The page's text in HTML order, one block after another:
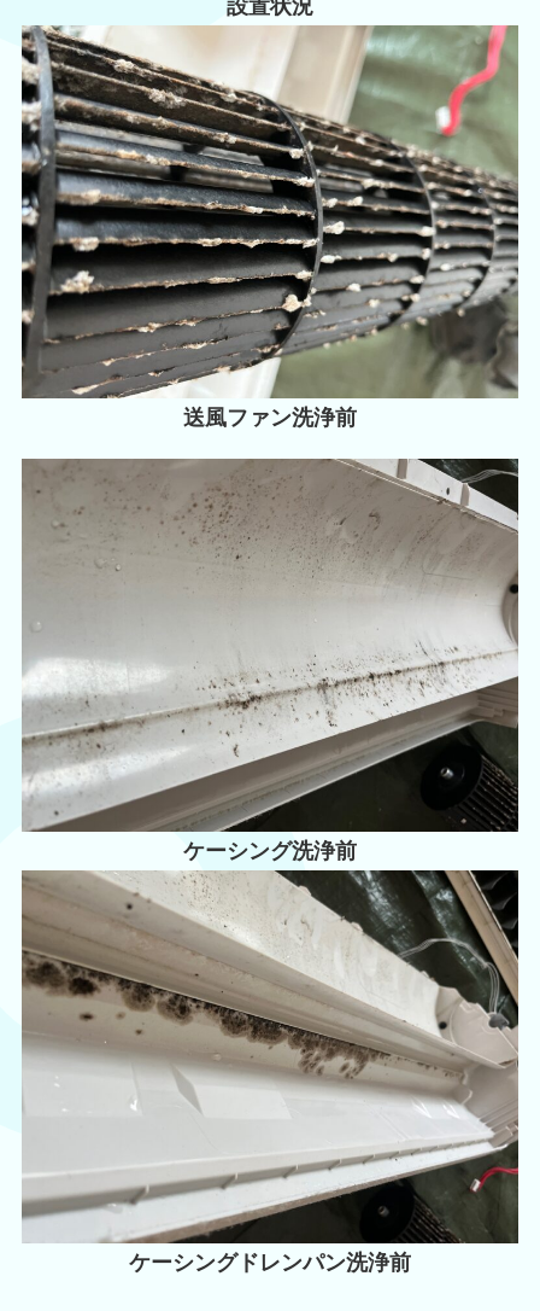
設置状況
送風ファン洗浄前
ケーシング洗浄前
ケーシングドレンパン洗浄前